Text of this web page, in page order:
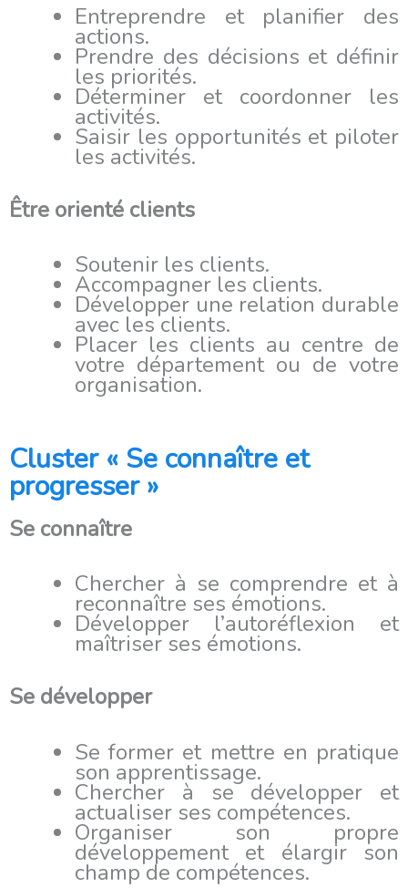
Entreprendre et planifier des
actions.
Prendre des décisions et définir
les priorités.
Déterminer et coordonner les
activités.
Saisir les opportunités et piloter
les activités.
Être orienté clients
Soutenir les clients.
Accompagner les clients.
Développer une relation durable
avec les clients.
Placer les clients au centre de
votre département ou de votre
organisation.
Cluster « Se connaître et
progresser »
Se connaître
Chercher à se comprendre et à
reconnaître ses émotions.
Développer l’autoréflexion et
maîtriser ses émotions.
Se développer
Se former et mettre en pratique
son apprentissage.
Chercher à se développer et
actualiser ses compétences.
Organiser son propre
développement et élargir son
champ de compétences.